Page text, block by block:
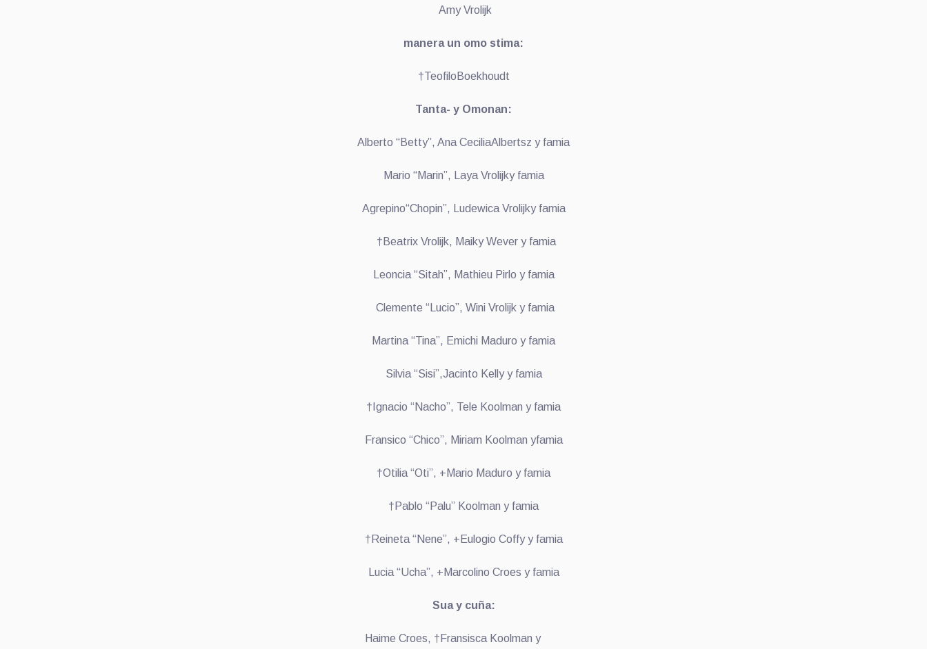
Amy Vrolijk
manera un omo stima:
†TeofiloBoekhoudt
Tanta- y Omonan:
Alberto “Betty”, Ana CeciliaAlbertsz y famia
Mario “Marin”, Laya Vrolijky famia
Agrepino“Chopin”, Ludewica Vrolijky famia
†Beatrix Vrolijk, Maiky Wever y famia
Leoncia “Sitah”, Mathieu Pirlo y famia
Clemente “Lucio”, Wini Vrolijk y famia
Martina “Tina”, Emichi Maduro y famia
Silvia “Sisi”,Jacinto Kelly y famia
†Ignacio “Nacho”, Tele Koolman y famia
Fransico “Chico”, Miriam Koolman yfamia
†Otilia “Oti”, +Mario Maduro y famia
†Pablo “Palu” Koolman y famia
†Reineta “Nene”, +Eulogio Coffy y famia
Lucia “Ucha”, +Marcolino Croes y famia
Sua y cuña:
Haime Croes, †Fransisca Koolman y